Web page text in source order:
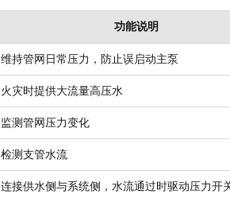
功能说明
维持管网日常压力，防止误启动主泵
火灾时提供大流量高压水
监测管网压力变化
检测支管水流
连接供水侧与系统侧，水流通过时驱动压力开